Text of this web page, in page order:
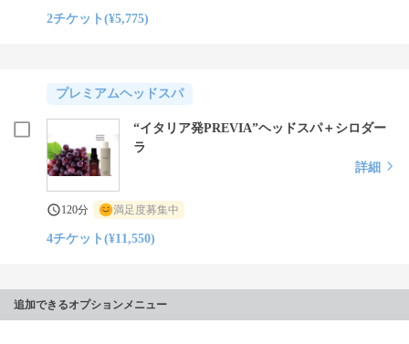
2チケット(¥5,775)
プレミアムヘッドスパ
“イタリア発PREVIA”ヘッドスパ＋シロダー
ラ
詳細
120分 満足度募集中
4チケット(¥11,550)
追加できるオプションメニュー